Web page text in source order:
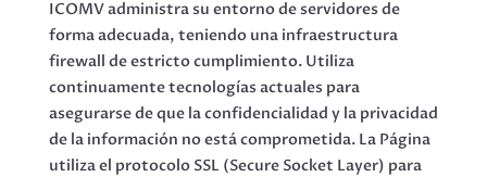
ICOMV administra su entorno de servidores de
forma adecuada, teniendo una infraestructura
firewall de estricto cumplimiento. Utiliza
continuamente tecnologías actuales para
asegurarse de que la confidencialidad y la privacidad
de la información no está comprometida. La Página
utiliza el protocolo SSL (Secure Socket Layer) para